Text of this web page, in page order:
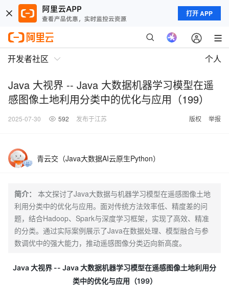
打开 APP
开发者社区 个人
Java 大视界 -- Java 大数据机器学习模型在遥
感图像土地利用分类中的优化与应用（199）
2025-07-30 592 发布于江苏 版权 举报
青云交（Java大数据AI云原生Python）
简介：
本文探讨了Java大数据与机器学习模型在遥感图像土地
利用分类中的优化与应用。面对传统方法效率低、精度差的问
题，结合Hadoop、Spark与深度学习框架，实现了高效、精准
的分类。通过实际案例展示了Java在数据处理、模型融合与参
数调优中的强大能力，推动遥感图像分类迈向新高度。
Java 大视界 -- Java 大数据机器学习模型在遥感图像土地利用分
类中的优化与应用（199）